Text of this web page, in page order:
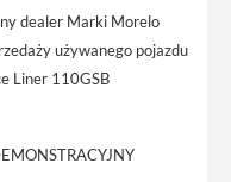
dealer Marki Morelo
używanego pojazdu
Liner 110GSB